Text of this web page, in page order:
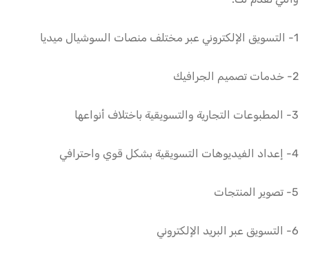
1- التسويق الإلكتروني عبر مختلف منصات السوشيال ميديا
2- خدمات تصميم الجرافيك
3- المطبوعات التجارية والتسويقية باختلاف أنواعها
4- إعداد الفيديوهات التسويقية بشكل قوي واحترافي
5- تصوير المنتجات
6- التسويق عبر البريد الإلكتروني